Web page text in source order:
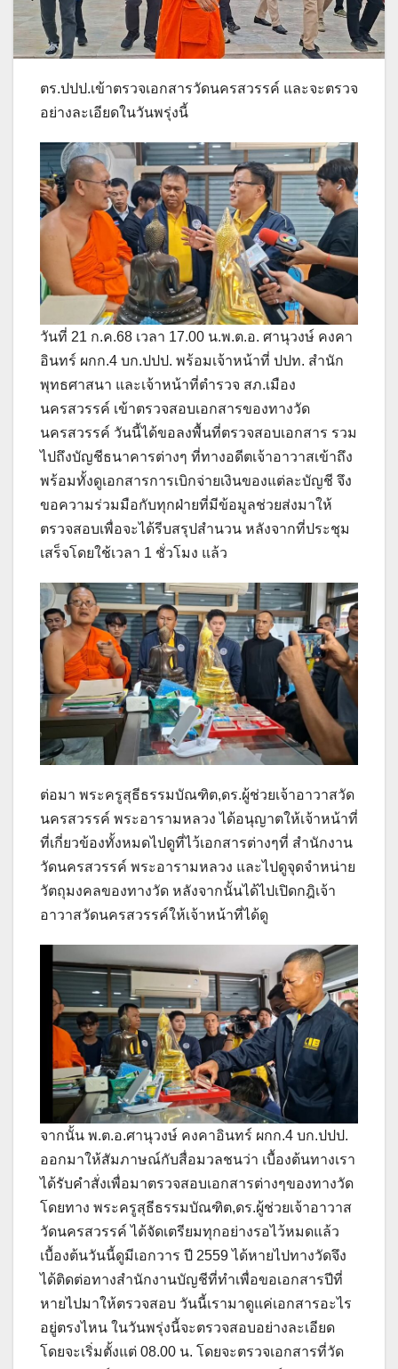
ตร.ปปป.เข้าตรวจเอกสารวัดนครสวรรค์ และจะตรวจ
อย่างละเอียดในวันพรุ่งนี้
วันที่ 21 ก.ค.68 เวลา 17.00 น.พ.ต.อ. ศานุวงษ์ คงคา
อินทร์ ผกก.4 บก.ปปป. พร้อมเจ้าหน้าที่ ปปท. สำนัก
พุทธศาสนา และเจ้าหน้าที่ตำรวจ สภ.เมือง
นครสวรรค์ เข้าตรวจสอบเอกสารของทางวัด
นครสวรรค์ วันนี้ได้ขอลงพื้นที่ตรวจสอบเอกสาร รวม
ไปถึงบัญชีธนาคารต่างๆ ที่ทางอดีตเจ้าอาวาสเข้าถึง
พร้อมทั้งดูเอกสารการเบิกจ่ายเงินของแต่ละบัญชี จึง
ขอความร่วมมือกับทุกฝ่ายที่มีข้อมูลช่วยส่งมาให้
ตรวจสอบเพื่อจะได้รีบสรุปสำนวน หลังจากที่ประชุม
เสร็จโดยใช้เวลา 1 ชั่วโมง แล้ว
ต่อมา พระครูสุธีธรรมบัณฑิต,ดร.ผู้ช่วยเจ้าอาวาสวัด
นครสวรรค์ พระอารามหลวง ได้อนุญาตให้เจ้าหน้าที่
ที่เกี่ยวข้องทั้งหมดไปดูที่ไว้เอกสารต่างๆที่ สำนักงาน
วัดนครสวรรค์ พระอารามหลวง และไปดูจุดจำหน่าย
วัตถุมงคลของทางวัด หลังจากนั้นได้ไปเปิดกฎิเจ้า
อาวาสวัดนครสวรรค์ให้เจ้าหน้าที่ได้ดู
จากนั้น พ.ต.อ.ศานุวงษ์ คงคาอินทร์ ผกก.4 บก.ปปป.
ออกมาให้สัมภาษณ์กับสื่อมวลชนว่า เบื้องต้นทางเรา
ได้รับคำสั่งเพื่อมาตรวจสอบเอกสารต่างๆของทางวัด
โดยทาง พระครูสุธีธรรมบัณฑิต,ดร.ผู้ช่วยเจ้าอาวาส
วัดนครสวรรค์ ได้จัดเตรียมทุกอย่างรอไว้หมดแล้ว
เบื้องต้นวันนี้ดูมีเอกวาร ปี 2559 ได้หายไปทางวัดจึง
ได้ติดต่อทางสำนักงานบัญชีที่ทำเพื่อขอเอกสารปีที่
หายไปมาให้ตรวจสอบ วันนี้เรามาดูแค่เอกสารอะไร
อยู่ตรงไหน ในวันพรุ่งนี้จะตรวจสอบอย่างละเอียด
โดยจะเริ่มตั้งแต่ 08.00 น. โดยจะตรวจเอกสารที่วัด